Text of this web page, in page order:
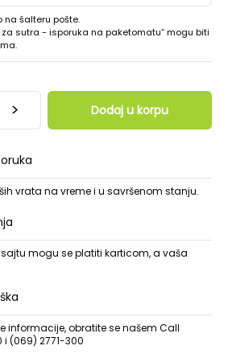
na šalteru pošte.
za sutra - isporuka na paketomatu“ mogu biti
> Dodaj u korpu
vrata na vreme i u savršenom stanju.
mogu se platiti karticom, a vaša
informacije, obratite se našem Call
i (069) 2771-300